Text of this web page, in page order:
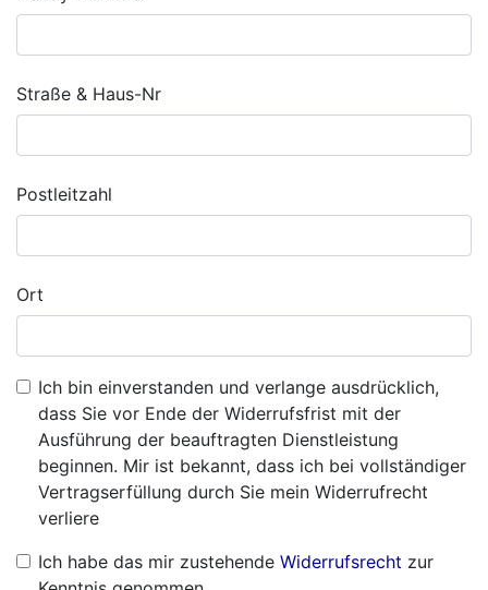
Straße & Haus-Nr
Postleitzahl
Ort
Ich bin einverstanden und verlange ausdrücklich,
dass Sie vor Ende der Widerrufsfrist mit der
Ausführung der beauftragten Dienstleistung
beginnen. Mir ist bekannt, dass ich bei vollständiger
Vertragserfüllung durch Sie mein Widerrufrecht
verliere
Ich habe das mir zustehende Widerrufsrecht zur